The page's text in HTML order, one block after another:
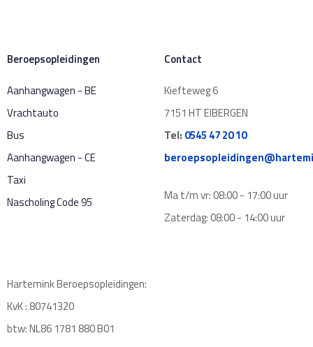
Beroepsopleidingen
Aanhangwagen - BE
Vrachtauto
Bus
Aanhangwagen - CE
Taxi
Nascholing Code 95
Contact
Kiefteweg 6
7151 HT EIBERGEN
Tel: 0545 47 20 10
Ma t/m vr: 08:00 - 17:00 uur
Zaterdag: 08:00 - 14:00 uur
Hartemink Beroepsopleidingen:
KvK : 80741320
btw: NL86 1781 880 B01